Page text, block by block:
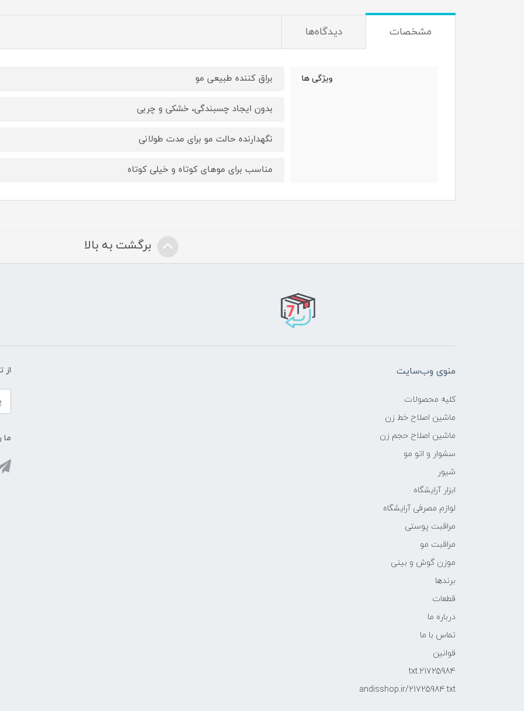
مشخصات دیدگاه‌ها
ویژگی ها براق کننده طبیعی مو
بدون ایجاد چسبندگی، خشکی و چربی
نگهدارنده حالت مو برای مدت طولانی
مناسب برای موهای کوتاه و خیلی کوتاه
برگشت به بالا
منوی وب‌سایت
کلیه محصولات
ماشین اصلاح خط زن
ماشین اصلاح حجم زن
سشوار و اتو مو
شیور
ابزار آرایشگاه
لوازم مصرفی آرایشگاه
مراقبت پوستی
مراقبت مو
موزن گوش و بینی
برندها
قطعات
درباره ما
تماس با ما
قوانین
21725984.txt
andisshop.ir/21725984.txt
از
ما